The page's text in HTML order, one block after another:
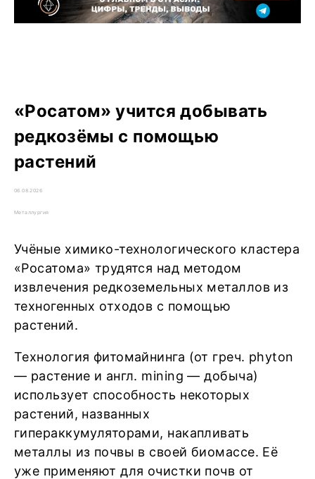
«Росатом» учится добывать
редкозёмы с помощью
растений
06.08.2026
Металлургия
Учёные химико-технологического кластера
«Росатома» трудятся над методом
извлечения редкоземельных металлов из
техногенных отходов с помощью
растений.
Технология фитомайнинга (от греч. phyton
— растение и англ. mining — добыча)
использует способность некоторых
растений, названных
гипераккумуляторами, накапливать
металлы из почвы в своей биомассе. Её
уже применяют для очистки почв от